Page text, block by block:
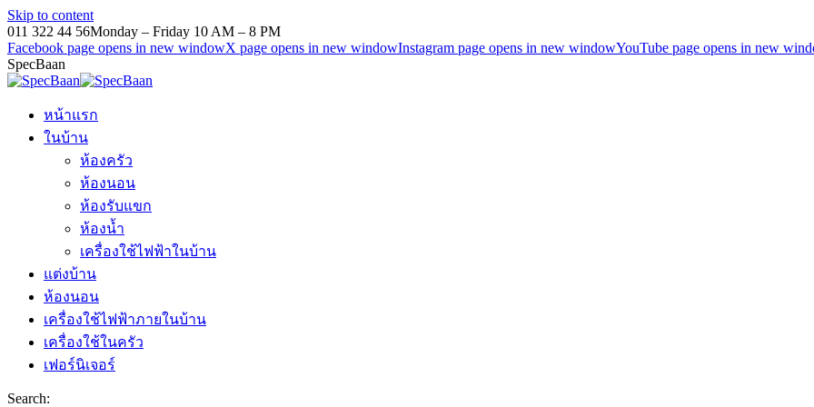
Skip to content
011 322 44 56Monday – Friday 10 AM – 8 PM
Facebook page opens in new windowX page opens in new windowInstagram page opens in new windowYouTube page opens in new
SpecBaan
หน้าแรก
ในบ้าน
ห้องครัว
ห้องนอน
ห้องรับแขก
ห้องน้ำ
เครื่องใช้ไฟฟ้าในบ้าน
แต่งบ้าน
ห้องนอน
เครื่องใช้ไฟฟ้าภายในบ้าน
เครื่องใช้ในครัว
เฟอร์นิเจอร์
Search: